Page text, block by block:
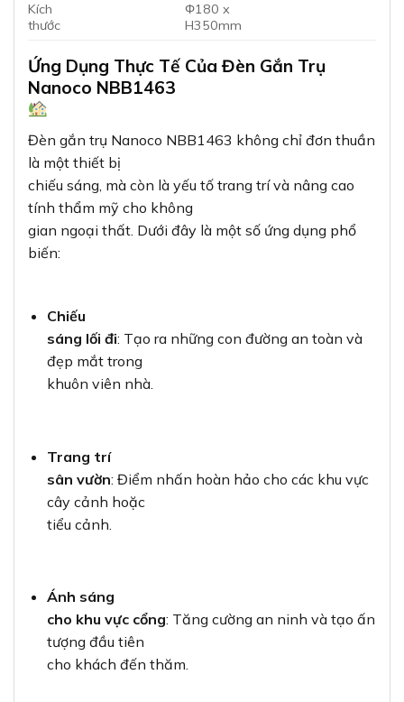
Kích
thước
Φ180 x
H350mm
Ứng Dụng Thực Tế Của Đèn Gắn Trụ
Nanoco NBB1463
Đèn gắn trụ Nanoco NBB1463 không chỉ đơn thuần
là một thiết bị
chiếu sáng, mà còn là yếu tố trang trí và nâng cao
tính thẩm mỹ cho không
gian ngoại thất. Dưới đây là một số ứng dụng phổ
biến:
Chiếu
sáng lối đi: Tạo ra những con đường an toàn và
đẹp mắt trong
khuôn viên nhà.
Trang trí
sân vườn: Điểm nhấn hoàn hảo cho các khu vực
cây cảnh hoặc
tiểu cảnh.
Ánh sáng
cho khu vực cổng: Tăng cường an ninh và tạo ấn
tượng đầu tiên
cho khách đến thăm.